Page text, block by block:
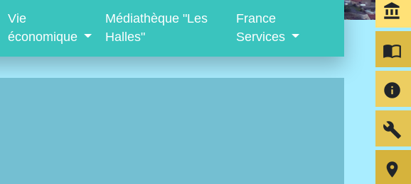
Vie
économique
Médiathèque "Les
Halles"
France
Services
account_balance
import_contacts
info
build
room